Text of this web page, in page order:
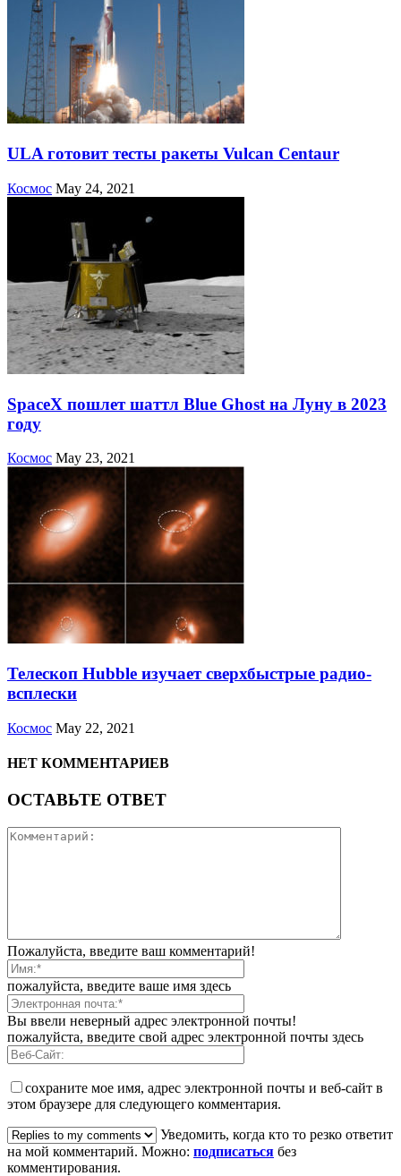
ULA готовит тесты ракеты Vulcan Centaur
Космос May 24, 2021
SpaceX пошлет шаттл Blue Ghost на Луну в 2023
году
Космос May 23, 2021
Телескоп Hubble изучает сверхбыстрые радио-
всплески
Космос May 22, 2021
НЕТ КОММЕНТАРИЕВ
ОСТАВЬТЕ ОТВЕТ
Пожалуйста, введите ваш комментарий!
пожалуйста, введите ваше имя здесь
Вы ввели неверный адрес электронной почты!
пожалуйста, введите свой адрес электронной почты здесь
сохраните мое имя, адрес электронной почты и веб-сайт в
этом браузере для следующего комментария.
Уведомить, когда кто то резко ответит
на мой комментарий. Можно: подписаться без
комментирования.